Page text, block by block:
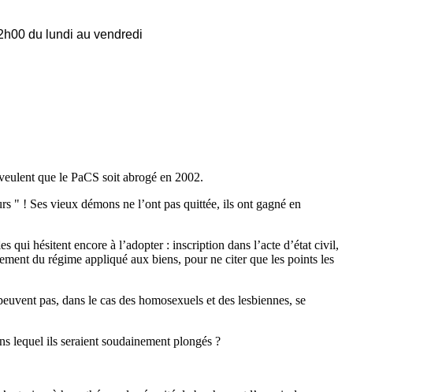
du lundi au vendredi
que le PaCS soit abrogé en 2002.
" ! Ses vieux démons ne l’ont pas quittée, ils ont gagné en
qui hésitent encore à l’adopter : inscription dans l’acte d’état civil,
du régime appliqué aux biens, pour ne citer que les points les
pas, dans le cas des homosexuels et des lesbiennes, se
lequel ils seraient soudainement plongés ?